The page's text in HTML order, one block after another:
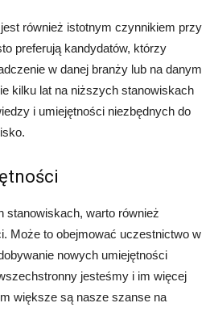
również istotnym czynnikiem przy
preferują kandydatów, którzy
w danej branży lub na danym
kilku lat na niższych stanowiskach
i umiejętności niezbędnych do
stanowiskach, warto również
Może to obejmować uczestnictwo w
nowych umiejętności
jesteśmy i im więcej
większe są nasze szanse na